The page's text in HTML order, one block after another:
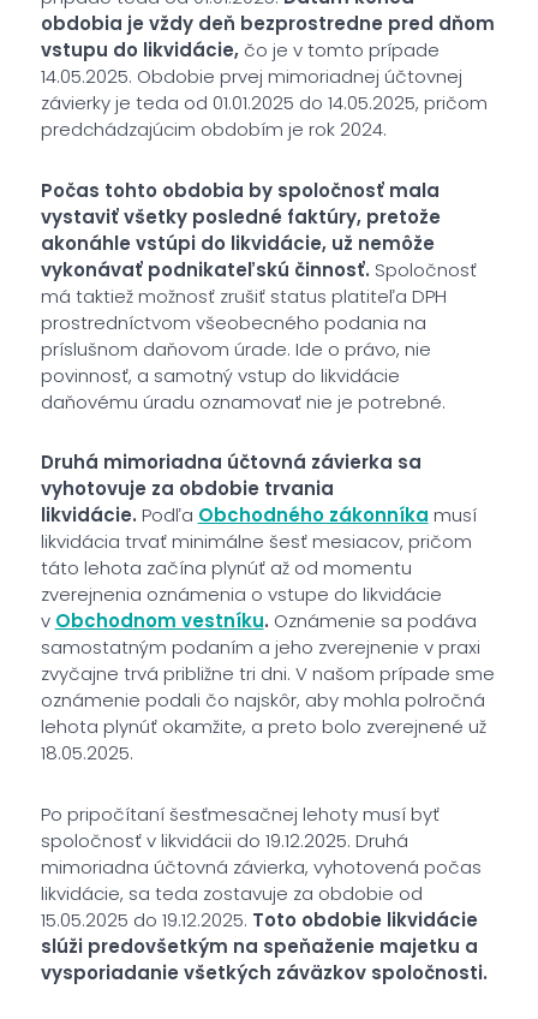
obdobia je vždy deň bezprostredne pred dňom
vstupu do likvidácie,čo je v tomto prípade
14.05.2025. Obdobie prvej mimoriadnej účtovnej
závierky je teda od 01.01.2025 do 14.05.2025, pričom
predchádzajúcim obdobím je rok 2024.
Počas tohto obdobia by spoločnosť mala
vystaviť všetky posledné faktúry, pretože
akonáhle vstúpi do likvidácie, už nemôže
vykonávať podnikateľskú činnosť. Spoločnosť
má taktiež možnosť zrušiť status platiteľa DPH
prostredníctvom všeobecného podania na
príslušnom daňovom úrade. Ide o právo, nie
povinnosť, a samotný vstup do likvidácie
daňovému úradu oznamovať nie je potrebné.
Druhá mimoriadna účtovná závierka sa
vyhotovuje za obdobie trvania
likvidácie. Podľa Obchodného zákonníka musí
likvidácia trvať minimálne šesť mesiacov, pričom
táto lehota začína plynúť až od momentu
zverejnenia oznámenia o vstupe do likvidácie
v Obchodnom vestníku. Oznámenie sa podáva
samostatným podaním a jeho zverejnenie v praxi
zvyčajne trvá približne tri dni. V našom prípade sme
oznámenie podali čo najskôr, aby mohla polročná
lehota plynúť okamžite, a preto bolo zverejnené už
18.05.2025.
Po pripočítaní šesťmesačnej lehoty musí byť
spoločnosť v likvidácii do 19.12.2025. Druhá
mimoriadna účtovná závierka, vyhotovená počas
likvidácie, sa teda zostavuje za obdobie od
15.05.2025 do 19.12.2025. Toto obdobie likvidácie
slúži predovšetkým na speňaženie majetku a
vysporiadanie všetkých záväzkov spoločnosti.